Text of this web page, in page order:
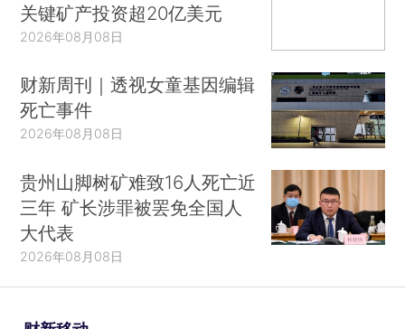
关键矿产投资超20亿美元
2026年08月08日
财新周刊｜透视女童基因编辑
死亡事件
2026年08月08日
贵州山脚树矿难致16人死亡近
三年 矿长涉罪被罢免全国人
大代表
2026年08月08日